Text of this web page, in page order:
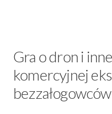
Gra o dron i
komercyjnej
bezzałogowców